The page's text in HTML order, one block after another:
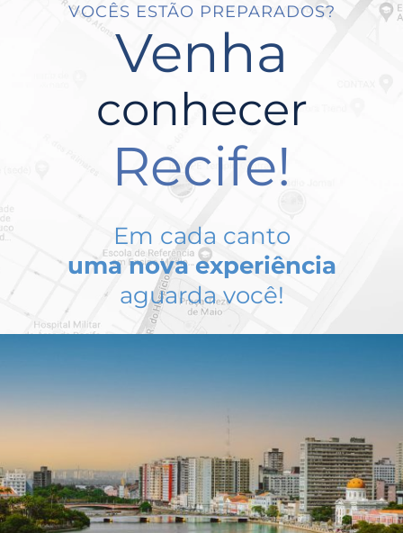
VOCÊS ESTÃO PREPARADOS?
Venha
conhecer
Recife!
Em cada canto
uma nova experiência
aguarda você!